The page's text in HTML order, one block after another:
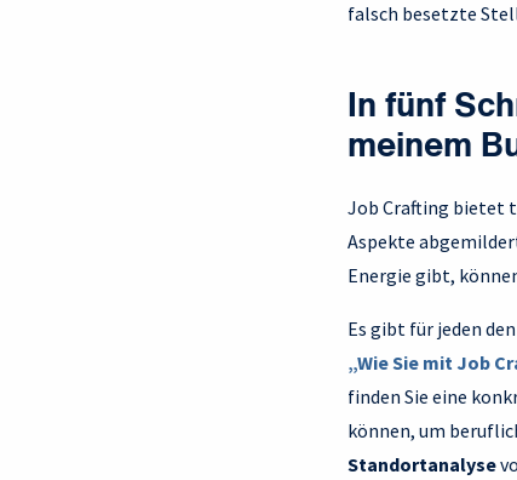
falsch besetzte
In fünf
meinem
Job Crafting bietet
Aspekte
Energie gibt,
Es gibt für jeden
„Wie Sie mit Job
finden Sie eine
können, um
Standortanalyse